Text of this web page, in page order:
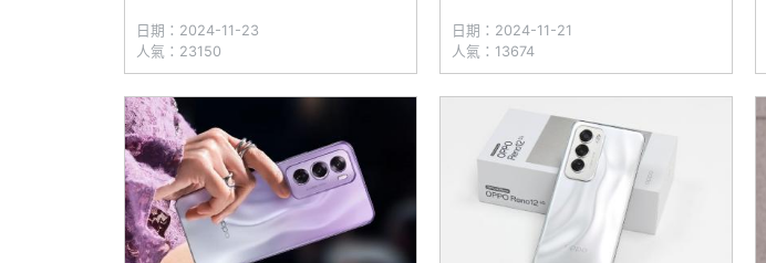
OPPO Find X8 系列產品其實在台灣發表
會前一天（11/11），率先於印尼推出國際
版。該場發表會還
日期：2024-11-23
人氣：23150
活動期間完成上網登錄，加碼再送一年螢
幕意外保障與延長保固，同時享有無上限
的紅利點數回饋；其他還有多款平板、藍
日期：2024-11-21
人氣：13674